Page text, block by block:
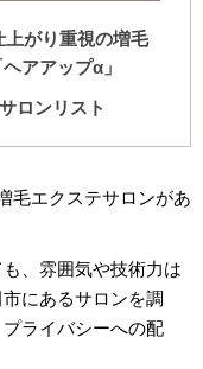
上がり重視の増毛
アアップα」
ロンリスト
毛エクステサロンがあ
、雰囲気や技術力は
にあるサロンを調
ライバシーへの配